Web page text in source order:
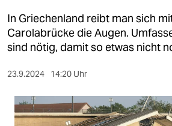
gesellschaft
kultur
nord
In Griechenland reibt man sich
Carolabrücke die Augen.
sind nötig, damit so etwas nicht
23.9.2024 14:20 Uhr